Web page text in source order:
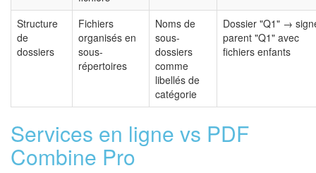
Structure
de
dossiers
Fichiers
organisés en
sous-
répertoires
Noms de
sous-
dossiers
comme
libellés de
catégorie
Dossier "Q1" →
parent "Q1" avec
fichiers enfants
Services en ligne vs PDF
Combine Pro